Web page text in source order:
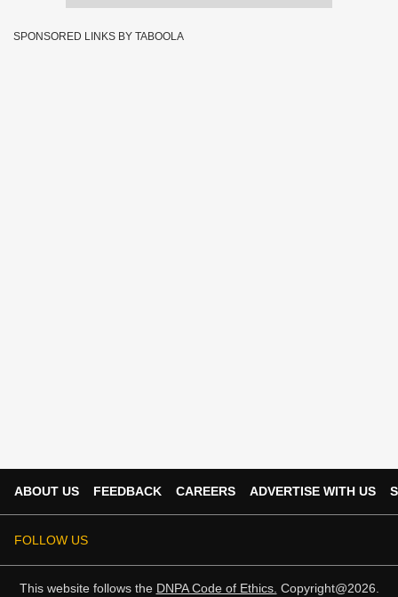
SPONSORED LINKS BY TABOOLA
ABOUT US FEEDBACK CAREERS ADVERTISE WITH US
FOLLOW US
This website follows the DNPA Code of Ethics. Copyright@2026.